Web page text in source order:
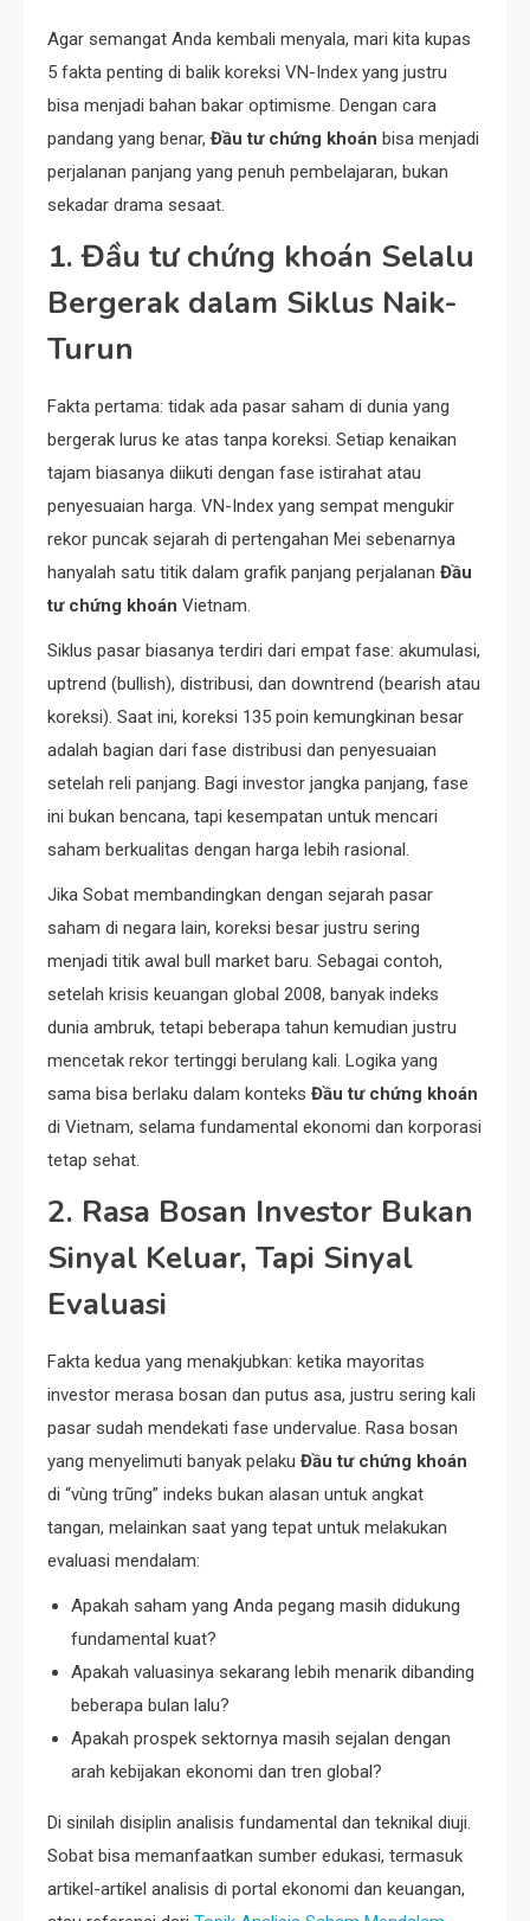
Agar semangat Anda kembali menyala, mari kita kupas
5 fakta penting di balik koreksi VN-Index yang justru
bisa menjadi bahan bakar optimisme. Dengan cara
pandang yang benar, Đầu tư chứng khoán bisa menjadi
perjalanan panjang yang penuh pembelajaran, bukan
sekadar drama sesaat.
1. Đầu tư chứng khoán Selalu
Bergerak dalam Siklus Naik-
Turun
Fakta pertama: tidak ada pasar saham di dunia yang
bergerak lurus ke atas tanpa koreksi. Setiap kenaikan
tajam biasanya diikuti dengan fase istirahat atau
penyesuaian harga. VN-Index yang sempat mengukir
rekor puncak sejarah di pertengahan Mei sebenarnya
hanyalah satu titik dalam grafik panjang perjalanan Đầu
tư chứng khoán Vietnam.
Siklus pasar biasanya terdiri dari empat fase: akumulasi,
uptrend (bullish), distribusi, dan downtrend (bearish atau
koreksi). Saat ini, koreksi 135 poin kemungkinan besar
adalah bagian dari fase distribusi dan penyesuaian
setelah reli panjang. Bagi investor jangka panjang, fase
ini bukan bencana, tapi kesempatan untuk mencari
saham berkualitas dengan harga lebih rasional.
Jika Sobat membandingkan dengan sejarah pasar
saham di negara lain, koreksi besar justru sering
menjadi titik awal bull market baru. Sebagai contoh,
setelah krisis keuangan global 2008, banyak indeks
dunia ambruk, tetapi beberapa tahun kemudian justru
mencetak rekor tertinggi berulang kali. Logika yang
sama bisa berlaku dalam konteks Đầu tư chứng khoán
di Vietnam, selama fundamental ekonomi dan korporasi
tetap sehat.
2. Rasa Bosan Investor Bukan
Sinyal Keluar, Tapi Sinyal
Evaluasi
Fakta kedua yang menakjubkan: ketika mayoritas
investor merasa bosan dan putus asa, justru sering kali
pasar sudah mendekati fase undervalue. Rasa bosan
yang menyelimuti banyak pelaku Đầu tư chứng khoán
di “vùng trũng” indeks bukan alasan untuk angkat
tangan, melainkan saat yang tepat untuk melakukan
evaluasi mendalam:
Apakah saham yang Anda pegang masih didukung
fundamental kuat?
Apakah valuasinya sekarang lebih menarik dibanding
beberapa bulan lalu?
Apakah prospek sektornya masih sejalan dengan
arah kebijakan ekonomi dan tren global?
Di sinilah disiplin analisis fundamental dan teknikal diuji.
Sobat bisa memanfaatkan sumber edukasi, termasuk
artikel-artikel analisis di portal ekonomi dan keuangan,